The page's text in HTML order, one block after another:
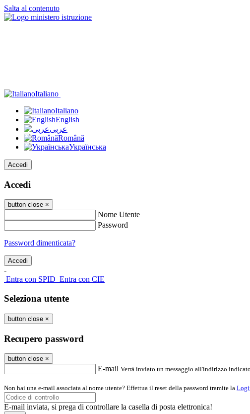
Salta al contenuto
Italiano
Italiano
English
عربى
Română
Українська
Accedi
Accedi
button close ×
Nome Utente
Password
Password dimenticata?
-
Entra con SPID Entra con CIE
Seleziona utente
button close ×
Recupero password
button close ×
E-mail Verrà inviato un messaggio all'indirizzo
Non hai una e-mail associata al nome utente? Effettua il reset della password tramite la
E-mail inviata, si prega di controllare la casella di posta elettronica!